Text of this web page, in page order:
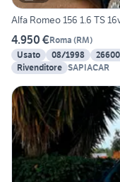
Alfa Romeo 156 1.6 TS
4.950 €Roma (RM)
Usato
08/1998
Rivenditore SAPIACAR